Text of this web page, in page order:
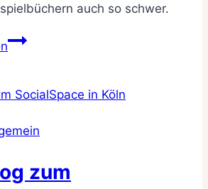
auch so schwer.
Drei
gute
zum